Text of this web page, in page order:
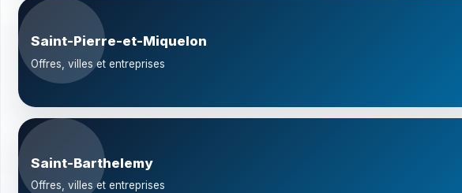
Saint-Pierre-et-Miquelon
Offres, villes et entreprises
Saint-Barthelemy
Offres, villes et entreprises